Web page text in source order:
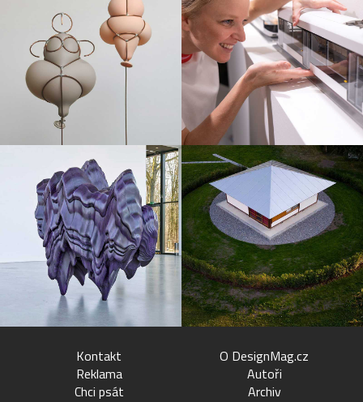
Kontakt
Reklama
Chci psát
O DesignMag.cz
Autoři
Archiv